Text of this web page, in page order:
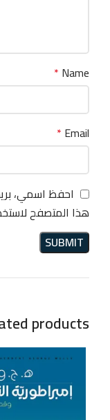
Name
*
Email
*
احفظ اسمي،
هذا المتصفح
products